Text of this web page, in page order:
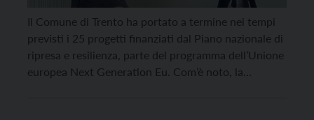
Il Comune di Trento ha portato a termine nei tempi
previsti i 25 progetti finanziati dal Piano nazionale di
ripresa e resilienza, parte del programma dell’Unione
europea Next Generation Eu. Com’è noto, la